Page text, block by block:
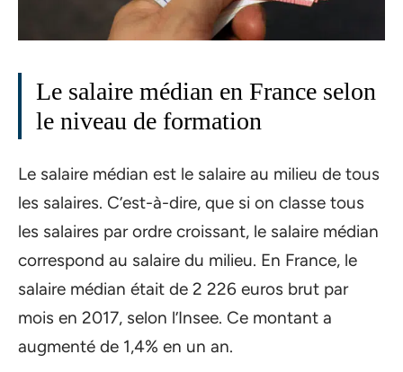
Le salaire médian en France selon
le niveau de formation
Le salaire médian est le salaire au milieu de tous
les salaires. C’est-à-dire, que si on classe tous
les salaires par ordre croissant, le salaire médian
correspond au salaire du milieu. En France, le
salaire médian était de 2 226 euros brut par
mois en 2017, selon l’Insee. Ce montant a
augmenté de 1,4% en un an.